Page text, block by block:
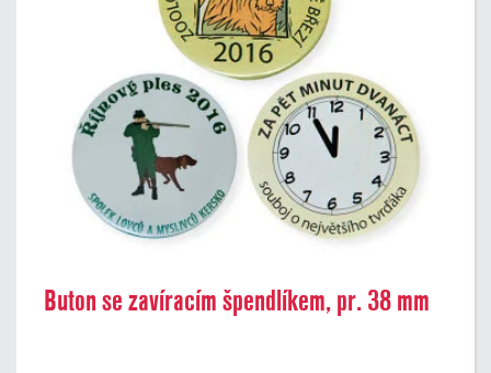
Buton se zavíracím špendlíkem, pr. 38 mm